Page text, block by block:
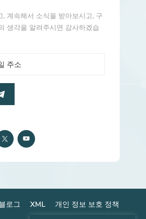
, 계속해서 소식을 받아보시고, 구
생각을 알려주시면 감사하겠습
로그 XML 개인 정보 보호 정책